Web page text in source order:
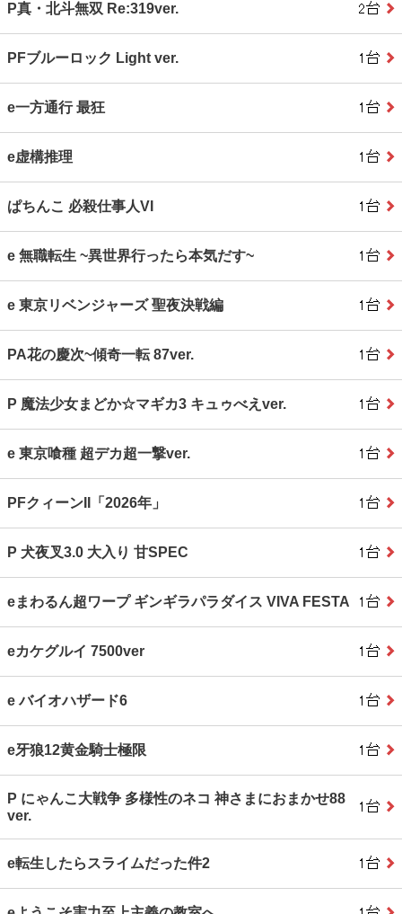
P真・北斗無双 Re:319ver.
PFブルーロック Light ver.
e一方通行 最狂
e虚構推理
ぱちんこ 必殺仕事人VI
e 無職転生 ~異世界行ったら本気だす~
e 東京リベンジャーズ 聖夜決戦編
PA花の慶次~傾奇一転 87ver.
P 魔法少女まどか☆マギカ3 キュゥべえver.
e 東京喰種 超デカ超一撃ver.
PFクィーンII「2026年」
P 犬夜叉3.0 大入り 甘SPEC
eまわるん超ワープ ギンギラパラダイス VIVA FESTA
eカケグルイ 7500ver
e バイオハザード6
e牙狼12黄金騎士極限
P にゃんこ大戦争 多様性のネコ 神さまにおまかせ88
ver.
e転生したらスライムだった件2